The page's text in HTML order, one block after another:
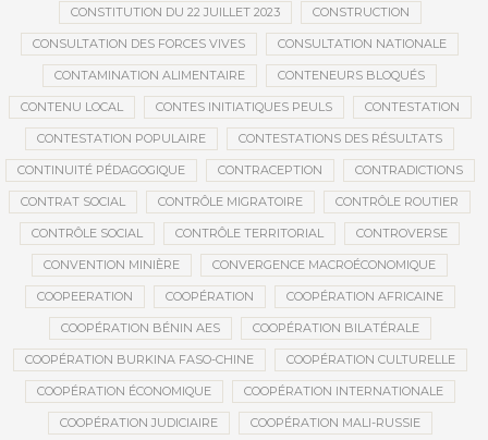
CONSTITUTION DU 22 JUILLET 2023 CONSTRUCTION
CONSULTATION DES FORCES VIVES CONSULTATION NATIONALE
CONTAMINATION ALIMENTAIRE CONTENEURS BLOQUÉS
CONTENU LOCAL CONTES INITIATIQUES PEULS CONTESTATION
CONTESTATION POPULAIRE CONTESTATIONS DES RÉSULTATS
CONTINUITÉ PÉDAGOGIQUE CONTRACEPTION CONTRADICTIONS
CONTRAT SOCIAL CONTRÔLE MIGRATOIRE CONTRÔLE ROUTIER
CONTRÔLE SOCIAL CONTRÔLE TERRITORIAL CONTROVERSE
CONVENTION MINIÈRE CONVERGENCE MACROÉCONOMIQUE
COOPEERATION COOPÉRATION COOPÉRATION AFRICAINE
COOPÉRATION BÉNIN AES COOPÉRATION BILATÉRALE
COOPÉRATION BURKINA FASO-CHINE COOPÉRATION CULTURELLE
COOPÉRATION ÉCONOMIQUE COOPÉRATION INTERNATIONALE
COOPÉRATION JUDICIAIRE COOPÉRATION MALI-RUSSIE